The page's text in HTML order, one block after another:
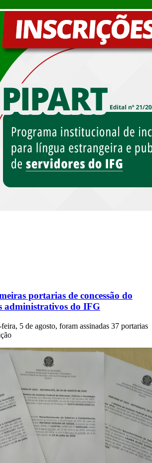
portarias de concessão do
administrativos do IFG
5 de agosto, foram assinadas 37 portarias